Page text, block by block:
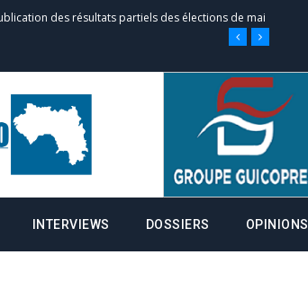
des résultats partiels des élections de mai
des résultats partiels des élections de mai
active un centre d’appel, joignable au 105, ouvert
du 31 mai : fin des campagnes ce jeudi 28 mai à
INTERVIEWS DOSSIERS OPINIONS